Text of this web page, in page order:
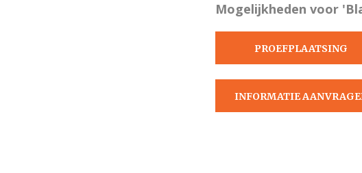
Mogelijkheden voor
PROEFPLAATSING
INFORMATIE